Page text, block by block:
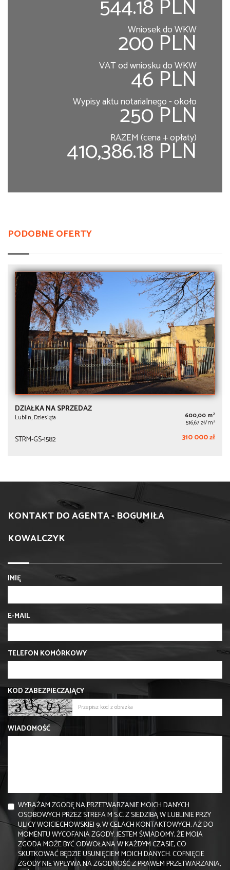
544.18 PLN
Wniosek do WKW
200 PLN
VAT od wniosku do WKW
46 PLN
Wypisy aktu notarialnego - około
250 PLN
RAZEM (cena + opłaty)
410,386.18 PLN
PODOBNE OFERTY
DZIAŁKA NA SPRZEDAŻ
Lublin, Dziesiąta 600,00 m2
516,67 zł/m2
STRM-GS-1582 310 000 zł
KONTAKT DO AGENTA - BOGUMIŁA
KOWALCZYK
IMIĘ
E-MAIL
TELEFON KOMÓRKOWY
KOD ZABEZPIECZAJĄCY
WIADOMOŚĆ
WYRAŻAM ZGODĘ NA PRZETWARZANIE MOICH DANYCH
OSOBOWYCH PRZEZ STREFA M S.C. Z SIEDZIBĄ W LUBLINIE PRZY
ULICY WOJCIECHOWSKIEJ 9, W CELACH KONTAKTOWYCH, AŻ DO
MOMENTU WYCOFANIA ZGODY. JESTEM ŚWIADOMY, ŻE MOJA
ZGODA MOŻE BYĆ ODWOŁANA W KAŻDYM CZASIE, CO
SKUTKOWAĆ BĘDZIE USUNIĘCIEM MOICH DANYCH. COFNIĘCIE
ZGODY NIE WPŁYWA NA ZGODNOŚĆ Z PRAWEM PRZETWARZANIA,